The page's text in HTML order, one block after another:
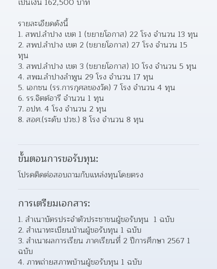
รายละเอียดดังนี้
1. สพป.ลำปาง เขต 1 (ขยายโอกาส) 22 โรง จำนวน 13 ทุน
2. สพป.ลำปาง เขต 2 (ขยายโอกาส) 27 โรง จำนวน 15
ทุน
3. สพป.ลำปาง เขต 3 (ขยายโอกาส) 10 โรง จำนวน 5 ทุน
4. สพม.ลำปางลำพูน 29 โรง จำนวน 17 ทุน
5. เอกชน (รร.การกุศลของวัด) 7 โรง จำนวน 4 ทุน
6. รร.จิตต์อารี จำนวน 1 ทุน
7. อปท. 4 โรง จำนวน 2 ทุน
8. สอศ.(ระดับ ปวช.) 8 โรง จำนวน 8 ทุน
ขั้นตอนการขอรับทุน:
โปรดติดต่อสอบถามกับแหล่งทุนโดยตรง
การเตรียมเอกสาร:
สำเนาบัตรประจำตัวประชาชนผู้ขอรับทุน  1 ฉบับ
สำเนาทะเบียนบ้านผู้ขอรับทุน 1 ฉบับ
สำเนาผลการเรียน ภาคเรียนที่ 2 ปีการศึกษา 2567 1
ฉบับ
ภาพถ่ายสภาพบ้านผู้ขอรับทุน 1 ฉบับ